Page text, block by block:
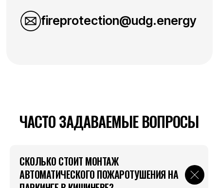
ЧАСТО ЗАДАВАЕМЫЕ ВОПРОСЫ
СКОЛЬКО СТОИТ МОНТАЖ
АВТОМАТИЧЕСКОГО ПОЖАРОТУШЕНИЯ НА